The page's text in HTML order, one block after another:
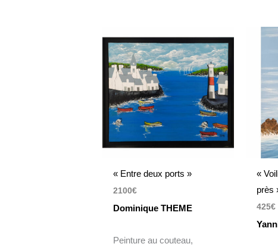
« Entre deux ports »
2100€
Dominique THEME
Peinture au couteau,
«
près
425€